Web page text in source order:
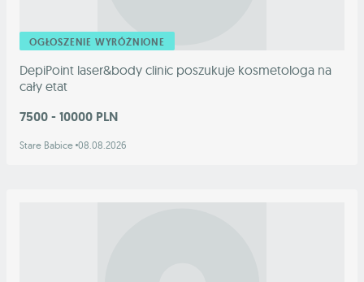
OGŁOSZENIE WYRÓŻNIONE
DepiPoint laser&body clinic poszukuje kosmetologa na
cały etat
7500 - 10000 PLN
Stare Babice 08.08.2026